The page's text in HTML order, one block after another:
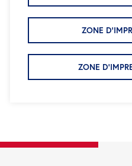
ZONE
ZONE